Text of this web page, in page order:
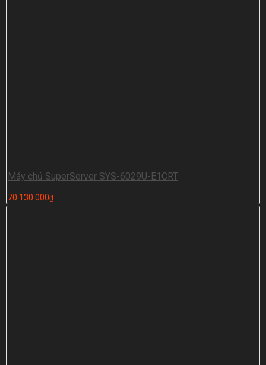
Máy chủ SuperServer SYS-6029U-E1CRT
70.130.000₫